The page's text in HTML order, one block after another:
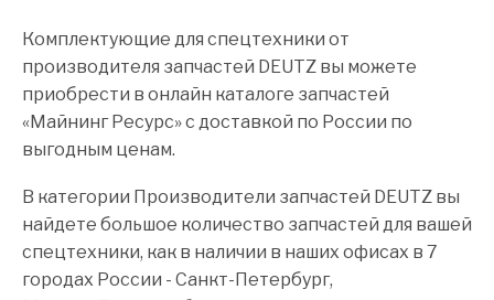
Комплектующие для спецтехники от
производителя запчастей DEUTZ вы можете
приобрести в онлайн каталоге запчастей
«Майнинг Ресурс» с доставкой по России по
выгодным ценам.
В категории Производители запчастей DEUTZ вы
найдете большое количество запчастей для вашей
спецтехники, как в наличии в наших офисах в 7
городах России - Санкт-Петербург,